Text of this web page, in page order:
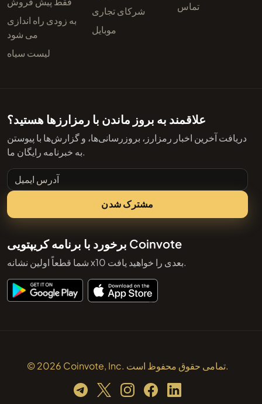
به زودی راه اندازی
می شود
لیست سیاه
شرکای تجاری
موبایل
تماس
علاقمند به بروز ماندن با رمزارزها هستید؟
دریافت آخرین اخبار رمزارز، بروزرسانی‌ها، و گزارش‌ها با پیوستن
به خبرنامه رایگان ما.
آدرس ایمیل
مشترک شدن
برخورد با برنامه کریپتویی Coinvote
شما قطعاً اولین نشانه x10 بعدی را خواهید یافت.
© 2026 Coinvote, Inc. تمامی حقوق محفوظ است.